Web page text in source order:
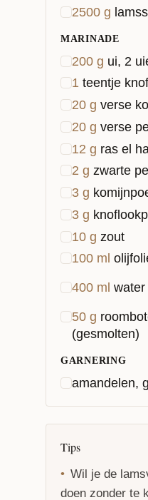
2500 g
MARINADE
200 g ui, 2
1 teentje
20 g verse
20 g verse
12 g ras el
2 g zwarte
3 g
3 g
10 g zout
100 ml
400 ml water
50 g
(gesmolten)
GARNERING
amandelen,
Tips
Wil je de
doen zonder te